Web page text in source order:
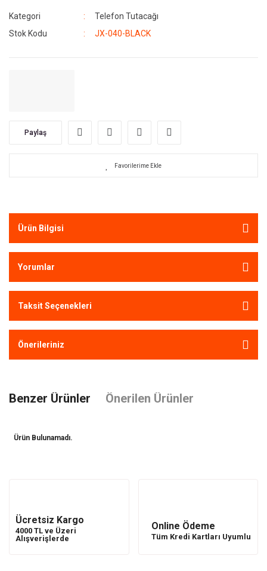
Kategori
Telefon Tutacağı
Stok Kodu
JX-040-BLACK
Paylaş
Ürün Bilgisi
Yorumlar
Taksit Seçenekleri
Önerileriniz
Benzer Ürünler Önerilen Ürünler
Ürün Bulunamadı.
Ücretsiz Kargo
4000 TL ve Üzeri
Alışverişlerde
Online Ödeme
Tüm Kredi Kartları Uyumlu